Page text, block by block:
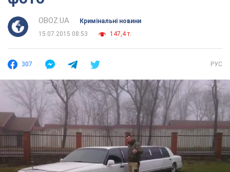
OBOZ.UA
Кримінальні новини
15.07.2015 08:53
147,4 т.
307 РУС